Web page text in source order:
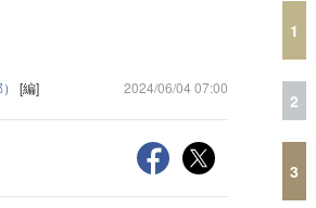
[編] 2024/06/04 07:00
1
2
3